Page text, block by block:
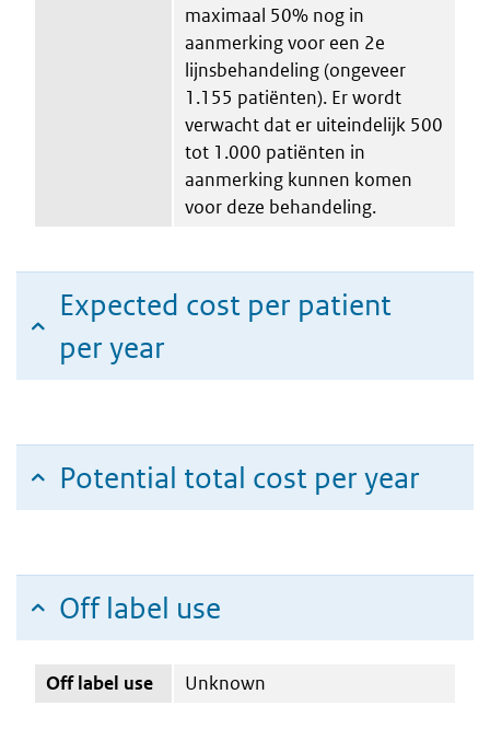
maximaal 50% nog in
aanmerking voor een 2e
lijnsbehandeling (ongeveer
1.155 patiënten). Er wordt
verwacht dat er uiteindelijk 500
tot 1.000 patiënten in
aanmerking kunnen komen
voor deze behandeling.
Expected cost per patient
per year
Potential total cost per year
Off label use
Off label use Unknown